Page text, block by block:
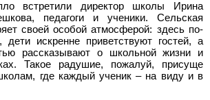
встретили директор школы Ирина
педагоги и ученики. Сельская
своей особой атмосферой: здесь по-
искренне приветствуют гостей, а
рассказывают о школьной жизни и
Такое радушие, пожалуй, присуще
где каждый ученик – на виду и в